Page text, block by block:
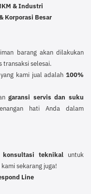
& Industri
Korporasi Besar
barang akan dilakukan
transaksi selesai.
kami jual adalah100%
garansi servis dan suku
hati Anda dalam
konsultasi teknikal untuk
sekarang juga!
Line